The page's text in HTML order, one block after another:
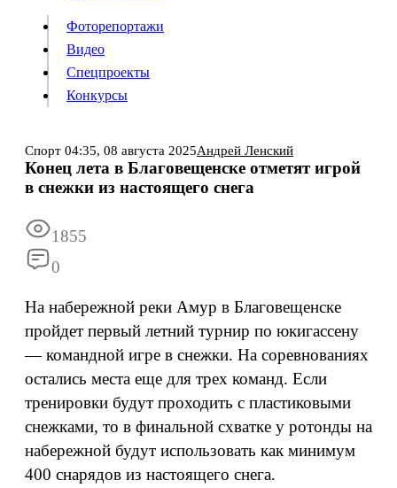
Видео
Конкурсы
Реклама
Фоторепортажи
Видео
Спецпроекты
Конкурсы
Спорт 04:35, 08 августа 2025Андрей Ленский
Конец лета в Благовещенске отметят игрой
в снежки из настоящего снега
1855
0
На набережной реки Амур в Благовещенске
пройдет первый летний турнир по юкигассену
— командной игре в снежки. На соревнованиях
остались места еще для трех команд. Если
тренировки будут проходить с пластиковыми
снежками, то в финальной схватке у ротонды на
набережной будут использовать как минимум
400 снарядов из настоящего снега.